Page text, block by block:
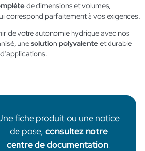
de dimensions et volumes,
correspond parfaitement à vos exigences.
de votre autonomie hydrique avec nos
unesolution polyvalenteet durable
fiche produit ou une notice
de pose, consultez notre
centre de documentation.